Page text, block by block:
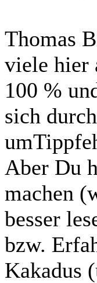
Thomas
viele hier
100 %
sich
Aber Du
machen
besser
bzw.
Kakadus